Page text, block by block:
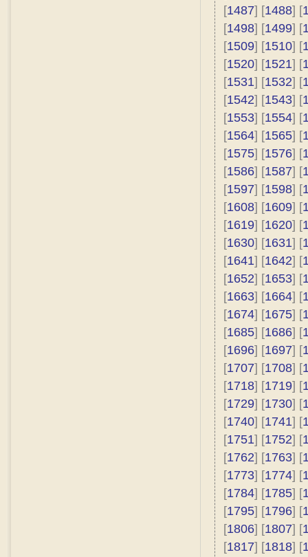
[1487] [1488] [
[1498] [1499] [
[1509] [1510] [
[1520] [1521] [
[1531] [1532] [
[1542] [1543] [
[1553] [1554] [
[1564] [1565] [
[1575] [1576] [
[1586] [1587] [
[1597] [1598] [
[1608] [1609] [
[1619] [1620] [
[1630] [1631] [
[1641] [1642] [
[1652] [1653] [
[1663] [1664] [
[1674] [1675] [
[1685] [1686] [
[1696] [1697] [
[1707] [1708] [
[1718] [1719] [
[1729] [1730] [
[1740] [1741] [
[1751] [1752] [
[1762] [1763] [
[1773] [1774] [
[1784] [1785] [
[1795] [1796] [
[1806] [1807] [
[1817] [1818] [